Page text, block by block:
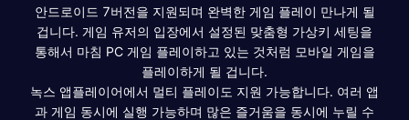
안드로이드 7버전을 지원되며 완벽한 게임 플레이 만나게 될
겁니다. 게임 유저의 입장에서 설정된 맞춤형 가상키 세팅을
통해서 마침 PC 게임 플레이하고 있는 것처럼 모바일 게임을
플레이하게 될 겁니다.
녹스 앱플레이어에서 멀티 플레이도 지원 가능합니다. 여러 앱
과 게임 동시에 실행 가능하며 많은 즐거움을 동시에 누릴 수